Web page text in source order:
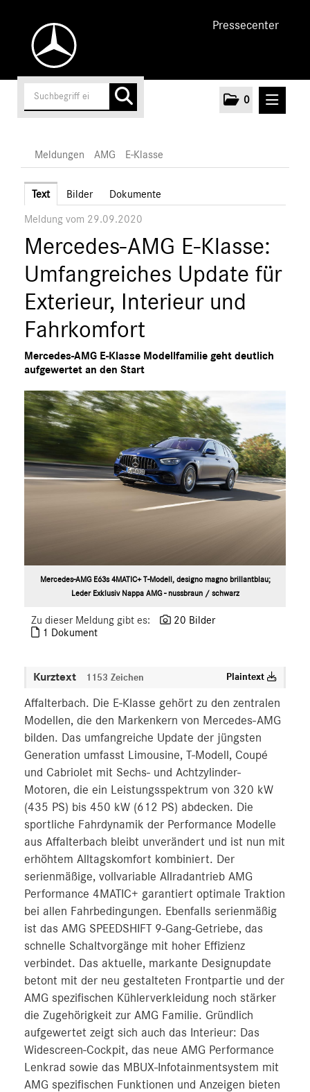
Pressecenter
0
Unternehmen
Cars
AMG
C-Klasse
E-Klasse
S-Klasse
SL
SLC
GLE
GT R
GT C
GT 4-Türer Coupé
CLA
G-Klasse
Marken & Produkte
ÜBER UNS
ANSPRECHPARTNER
Meldungen AMG E-Klasse
Text Bilder Dokumente
Meldung vom 29.09.2020
Mercedes-AMG E-Klasse:
Umfangreiches Update für
Exterieur, Interieur und
Fahrkomfort
Mercedes-AMG E-Klasse Modellfamilie geht deutlich
aufgewertet an den Start
Mercedes-AMG E63s 4MATIC+ T-Modell, designo magno brillantblau;
Leder Exklusiv Nappa AMG - nussbraun / schwarz
Zu dieser Meldung gibt es:
20 Bilder
1 Dokument
Kurztext 1153 Zeichen Plaintext
Affalterbach. Die E-Klasse gehört zu den zentralen
Modellen, die den Markenkern von Mercedes-AMG
bilden. Das umfangreiche Update der jüngsten
Generation umfasst Limousine, T-Modell, Coupé
und Cabriolet mit Sechs- und Achtzylinder-
Motoren, die ein Leistungsspektrum von 320 kW
(435 PS) bis 450 kW (612 PS) abdecken. Die
sportliche Fahrdynamik der Performance Modelle
aus Affalterbach bleibt unverändert und ist nun mit
erhöhtem Alltagskomfort kombiniert. Der
serienmäßige, vollvariable Allradantrieb AMG
Performance 4MATIC+ garantiert optimale Traktion
bei allen Fahrbedingungen. Ebenfalls serienmäßig
ist das AMG SPEEDSHIFT 9-Gang-Getriebe, das
schnelle Schaltvorgänge mit hoher Effizienz
verbindet. Das aktuelle, markante Designupdate
betont mit der neu gestalteten Frontpartie und der
AMG spezifischen Kühlerverkleidung noch stärker
die Zugehörigkeit zur AMG Familie. Gründlich
aufgewertet zeigt sich auch das Interieur: Das
Widescreen-Cockpit, das neue AMG Performance
Lenkrad sowie das MBUX-Infotainmentsystem mit
AMG spezifischen Funktionen und Anzeigen bieten